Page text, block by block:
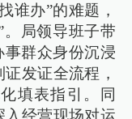
谁办”的难题，
。局领导班子带
事群众身份沉浸
发证全流程，
填表指引。同
入经营现场对运